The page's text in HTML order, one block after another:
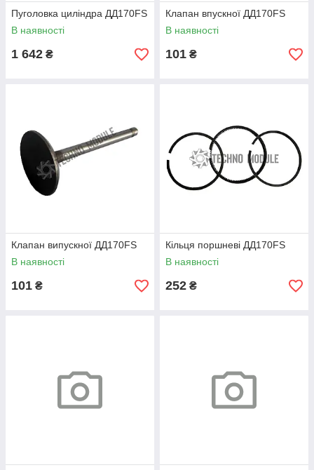
Пуголовка циліндра ДД170FS
В наявності
1 642 ₴
Клапан впускної ДД170FS
В наявності
101 ₴
Клапан випускної ДД170FS
В наявності
101 ₴
Кільця поршневі ДД170FS
В наявності
252 ₴